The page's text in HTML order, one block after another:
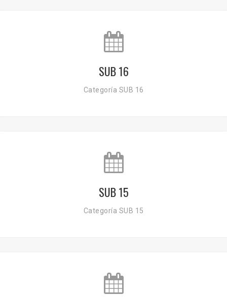
SUB 16
Categoría SUB 16
SUB 15
Categoría SUB 15